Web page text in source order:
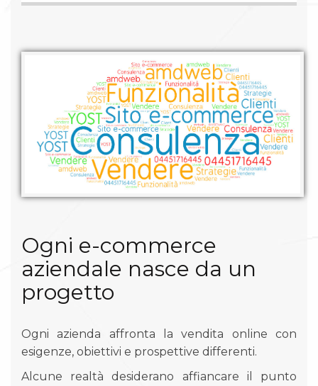
Ogni e-commerce
aziendale nasce da un
progetto
Ogni azienda affronta la vendita online con
esigenze, obiettivi e prospettive differenti.
Alcune realtà desiderano affiancare il punto